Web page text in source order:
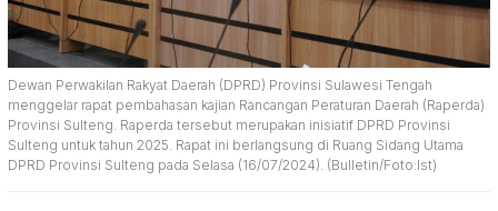
Dewan Perwakilan Rakyat Daerah (DPRD) Provinsi Sulawesi Tengah
menggelar rapat pembahasan kajian Rancangan Peraturan Daerah (Raperda)
Provinsi Sulteng. Raperda tersebut merupakan inisiatif DPRD Provinsi
Sulteng untuk tahun 2025. Rapat ini berlangsung di Ruang Sidang Utama
DPRD Provinsi Sulteng pada Selasa (16/07/2024). (Bulletin/Foto:Ist)